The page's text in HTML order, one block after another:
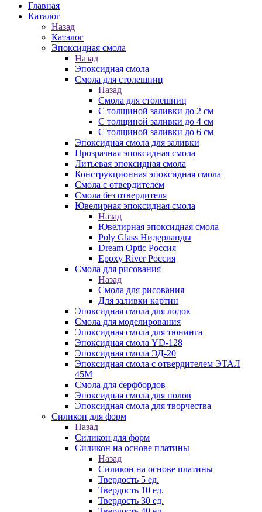
Главная
Каталог
Назад
Каталог
Эпоксидная смола
Назад
Эпоксидная смола
Смола для столешниц
Назад
Смола для столешниц
С толщиной заливки до 2 см
С толщиной заливки до 4 см
С толщиной заливки до 6 см
Эпоксидная смола для заливки
Прозрачная эпоксидная смола
Литьевая эпоксидная смола
Конструкционная эпоксидная смола
Смола с отвердителем
Смола без отвердителя
Ювелирная эпоксидная смола
Назад
Ювелирная эпоксидная смола
Poly Glass Нидерланды
Dream Optic Россия
Epoxy River Россия
Смола для рисования
Назад
Смола для рисования
Для заливки картин
Эпоксидная смола для лодок
Смола для моделирования
Эпоксидная смола для тюнинга
Эпоксидная смола YD-128
Эпоксидная смола ЭД-20
Эпоксидная смола с отвердителем ЭТАЛ
45М
Смола для серфбордов
Эпоксидная смола для полов
Эпоксидная смола для творчества
Силикон для форм
Назад
Силикон для форм
Силикон на основе платины
Назад
Силикон на основе платины
Твердость 5 ед.
Твердость 10 ед.
Твердость 30 ед.